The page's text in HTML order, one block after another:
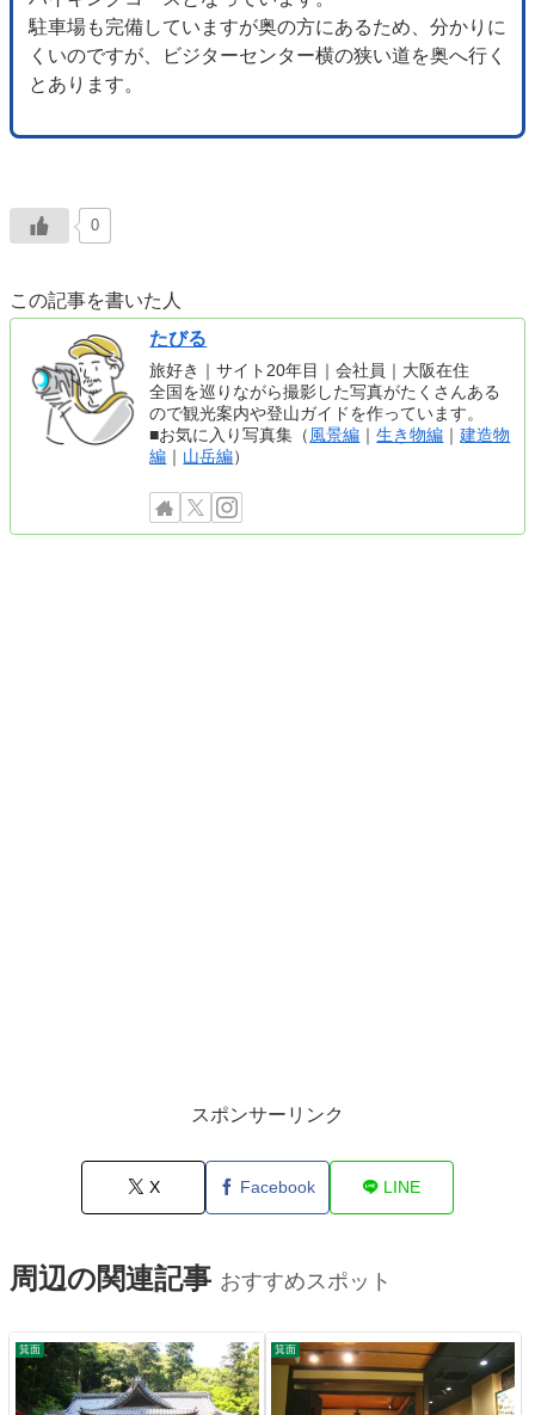
駐車場も完備していますが奥の方にあるため、分かりに
くいのですが、ビジターセンター横の狭い道を奥へ行く
とあります。
0
この記事を書いた人
たびる
旅好き｜サイト20年目｜会社員｜大阪在住
全国を巡りながら撮影した写真がたくさんある
ので観光案内や登山ガイドを作っています。
■お気に入り写真集（ 風景編 ｜生き物編 ｜建造物
編 ｜ 山岳編）
スポンサーリンク
X Facebook LINE
周辺の関連記事 おすすめスポット
箕面 箕面